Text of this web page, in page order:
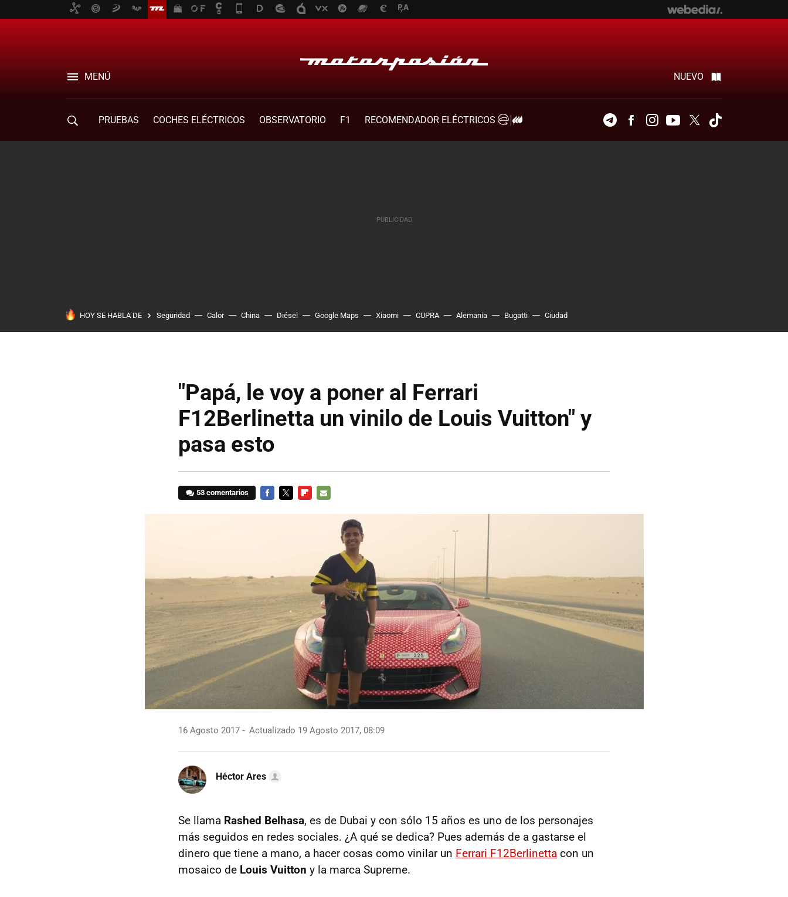
MENÚ NUEVO
PRUEBAS COCHES ELÉCTRICOS OBSERVATORIO F1
RECOMENDADOR ELÉCTRICOS
TelegramFacebookInstagramYoutubeTwitter
HOY SE HABLA DE Seguridad Calor China Diésel Google Maps Xiaomi CUPRA Alemania Bugatti Ciudad
"Papá, le voy a poner al Ferrari
F12Berlinetta un vinilo de Louis Vuitton" y
pasa esto
53 comentarios
16 Agosto 2017 Actualizado 19 Agosto 2017, 08:09
Héctor Ares
Se llama Rashed Belhasa, es de Dubai y con sólo 15 años es uno de los personajes
más seguidos en redes sociales. ¿A qué se dedica? Pues además de a gastarse el
dinero que tiene a mano, a hacer cosas como vinilar un Ferrari F12Berlinetta con un
mosaico de Louis Vuitton y la marca Supreme.